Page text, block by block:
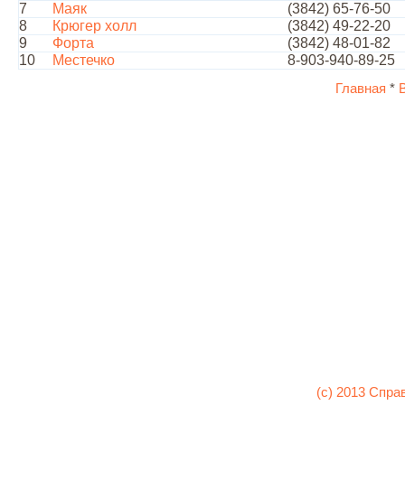
7
Маяк
(3842) 65-76-50
8
Крюгер холл
(3842) 49-22-20
9
Форта
(3842) 48-01-82
10
Местечко 8-903-940-89-25
Главная *
(c) 2013